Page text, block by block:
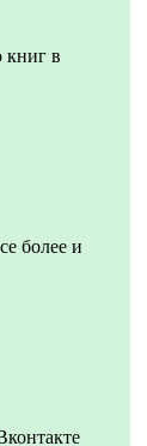
книг в
более и